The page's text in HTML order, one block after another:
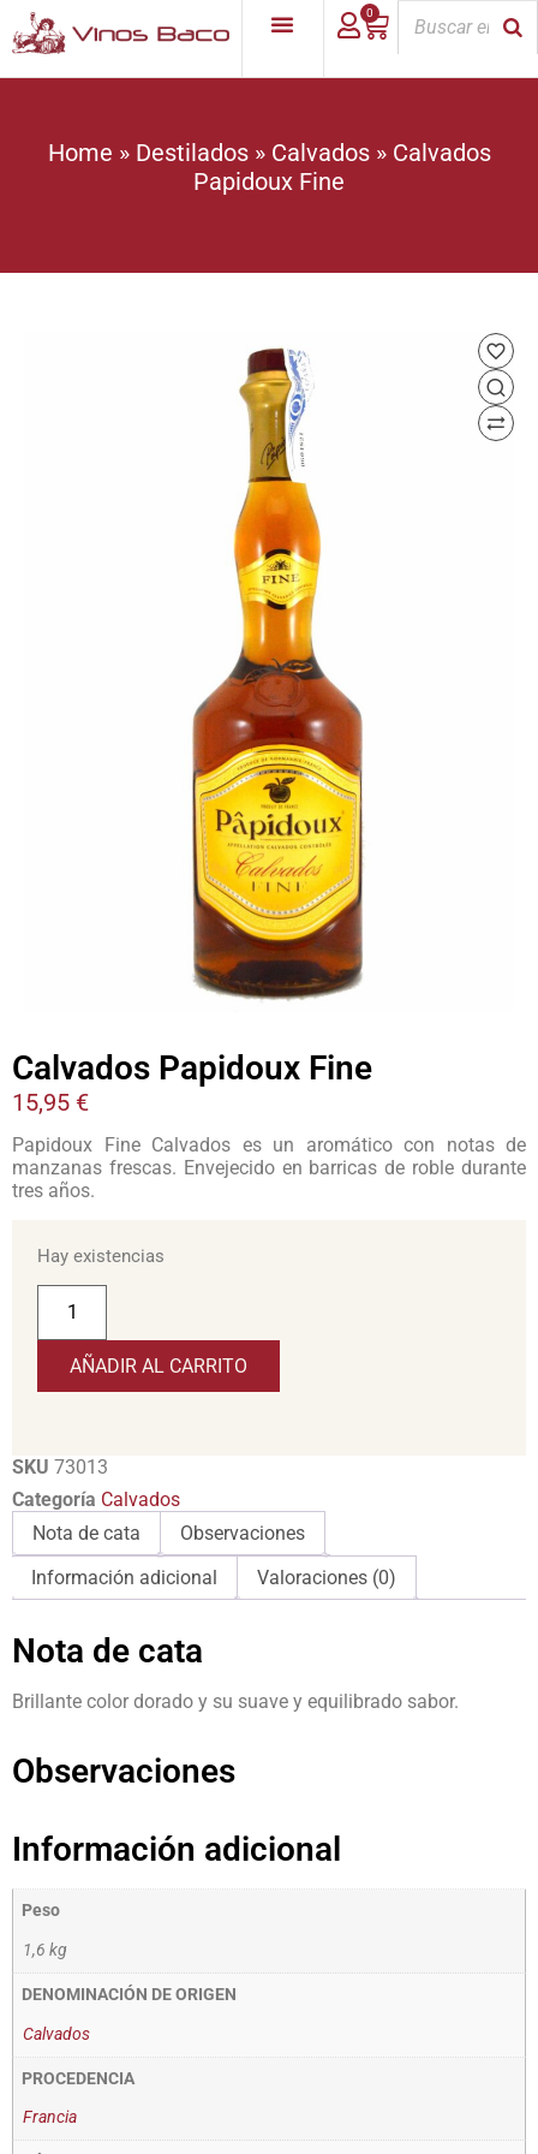
0
Home » Destilados» Calvados» Calvados
Papidoux Fine
Calvados Papidoux Fine
15,95 €
Papidoux Fine Calvados es un aromático con notas de
manzanas frescas. Envejecido en barricas de roble durante
tres años.
Hay existencias
AÑADIR AL CARRITO
SKU 73013
Categoría Calvados
Nota de cata
Observaciones
Información adicional
Valoraciones (0)
Nota de cata
Brillante color dorado y su suave y equilibrado sabor.
Observaciones
Información adicional
Peso
1,6 kg
DENOMINACIÓN DE ORIGEN
Calvados
PROCEDENCIA
Francia